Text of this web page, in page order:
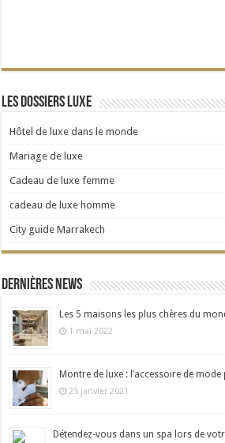
Les dossiers Luxe
Hôtel de luxe dans le monde
Mariage de luxe
Cadeau de luxe femme
cadeau de luxe homme
City guide Marrakech
Dernières news
Les 5 maisons les plus chères du
1 mai 2022
Montre de luxe : l’accessoire de mode
25 janvier 2021
Détendez-vous dans un spa lors de